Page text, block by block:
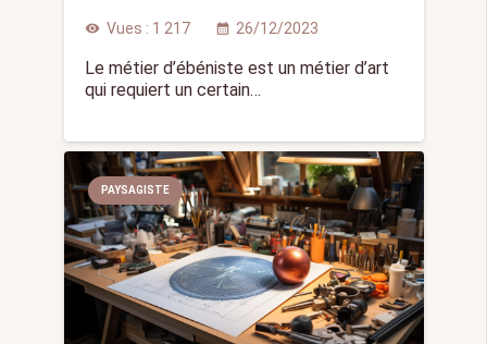
visibility Vues : 1 217 calendar_month 26/12/2023
Le métier d’ébéniste est un métier d’art
qui requiert un certain…
PAYSAGISTE